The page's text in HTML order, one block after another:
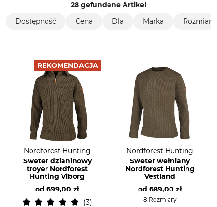
28 gefundene Artikel
Dostępność Cena Dla Marka Rozmiar
REKOMENDACJA
Nordforest Hunting
Sweter dzianinowy
troyer Nordforest
Hunting Viborg
od 699,00 zł
3
Nordforest Hunting
Sweter wełniany
Nordforest Hunting
Vestland
od 689,00 zł
8 Rozmiary